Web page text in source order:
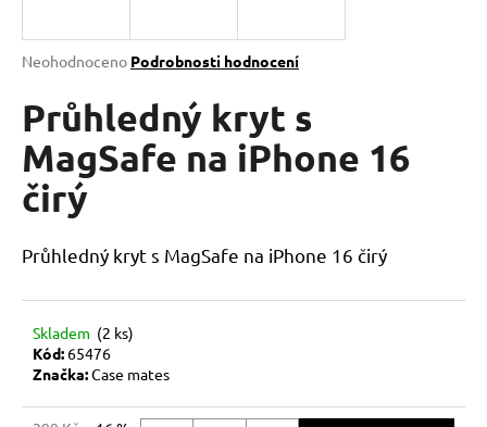
Průměrné
produktu
je
0,0
z
5
hvězdiček.
Neohodnoceno Podrobnosti hodnocení
Průhledný kryt s
MagSafe na iPhone 16
čirý
Průhledný kryt s MagSafe na iPhone 16 čirý
Skladem (2 ks)
Kód: 65476
Značka:Case mates
j
t
?
HLEDAT
D
o
o